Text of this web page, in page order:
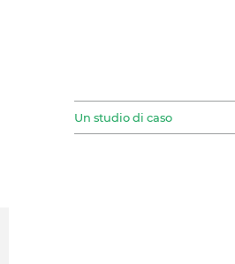
Un studio di caso